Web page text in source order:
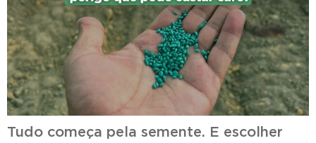
Tudo começa pela semente. E escolher